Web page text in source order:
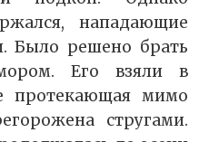
нападающие
Было решено брать
Его взяли в
протекающая мимо
стругами.